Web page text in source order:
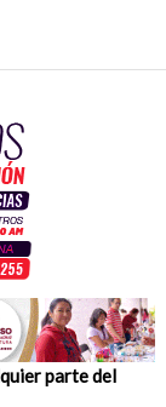
parte del